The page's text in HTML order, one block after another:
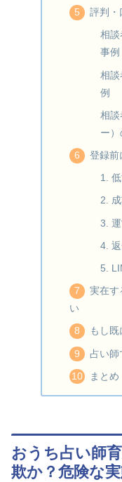
評判・
相談
事例
相談
例
相談
ー）
登録前
1.
2.
3.
4.
5.
実在す
い
もし
占い師
まとめ
おうち占い師
欺か？危険な